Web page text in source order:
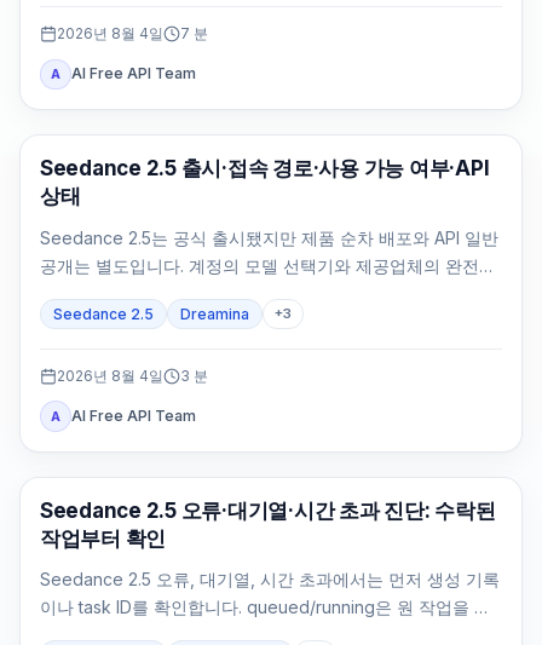
2026년 8월 4일 7 분
A AI Free API Team
AI Video Generation
Seedance 2.5 출시·접속 경로·사용 가능 여부·API
상태
Seedance 2.5는 공식 출시됐지만 제품 순차 배포와 API 일반
공개는 별도입니다. 계정의 모델 선택기와 제공업체의 완전한
Seedance 2.5 Dreamina +3
2026년 8월 4일 3 분
A AI Free API Team
AI 비디오 생성
Seedance 2.5 오류·대기열·시간 초과 진단: 수락된
작업부터 확인
Seedance 2.5 오류, 대기열, 시간 초과에서는 먼저 생성 기록
이나 task ID를 확인합니다. queued/running은 원 작업을 조